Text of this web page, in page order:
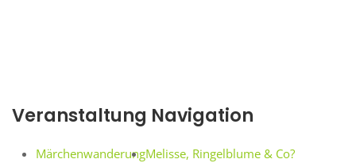
Veranstaltung Navigation
MärchenwanderungMelisse, Ringelblume & Co?